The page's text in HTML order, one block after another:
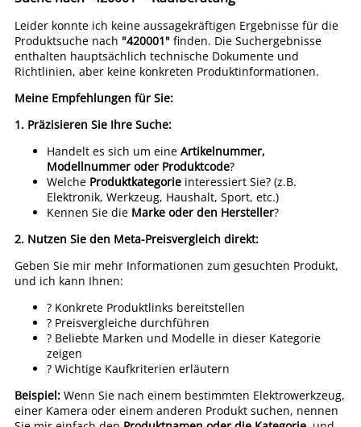
Leider konnte ich keine aussagekräftigen Ergebnisse für die
Produktsuche nach "420001" finden. Die Suchergebnisse
enthalten hauptsächlich technische Dokumente und
Richtlinien, aber keine konkreten Produktinformationen.
Meine Empfehlungen für Sie:
1. Präzisieren Sie Ihre Suche:
Handelt es sich um eine Artikelnummer,
Modellnummer oder Produktcode?
Welche Produktkategorie interessiert Sie? (z.B.
Elektronik, Werkzeug, Haushalt, Sport, etc.)
Kennen Sie die Marke oder den Hersteller?
2. Nutzen Sie den Meta-Preisvergleich direkt:
Geben Sie mir mehr Informationen zum gesuchten Produkt,
und ich kann Ihnen:
? Konkrete Produktlinks bereitstellen
? Preisvergleiche durchführen
? Beliebte Marken und Modelle in dieser Kategorie
zeigen
? Wichtige Kaufkriterien erläutern
Beispiel: Wenn Sie nach einem bestimmten Elektrowerkzeug,
einer Kamera oder einem anderen Produkt suchen, nennen